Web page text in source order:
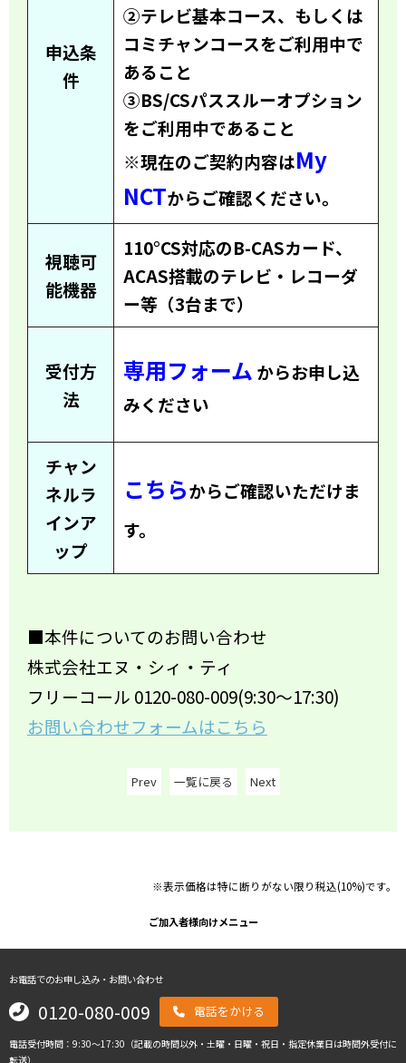
申込条
件
②テレビ基本コース、もしくは
コミチャンコースをご利用中で
あること
③BS/CSパススルーオプション
をご利用中であること
※現在のご契約内容はMy
NCTからご確認ください。
視聴可
能機器
110°CS対応のB-CASカード、
ACAS搭載のテレビ・レコーダ
ー等（3台まで）
受付方
法
専用フォーム からお申し込
みください
チャン
ネルラ
インア
ップ
こちらからご確認いただけま
す。
■本件についてのお問い合わせ
株式会社エヌ・シィ・ティ
フリーコール 0120-080-009(9:30～17:30)
お問い合わせフォームはこちら
Prev 一覧に戻る Next
※表示価格は特に断りがない限り税込(10%)です。
ご加入者様向けメニュー
お電話でのお申し込み・お問い合わせ
0120-080-009 電話をかける
電話受付時間：9:30～17:30（記載の時間以外・土曜・日曜・祝日・指定休業日は時間外受付に
転送）